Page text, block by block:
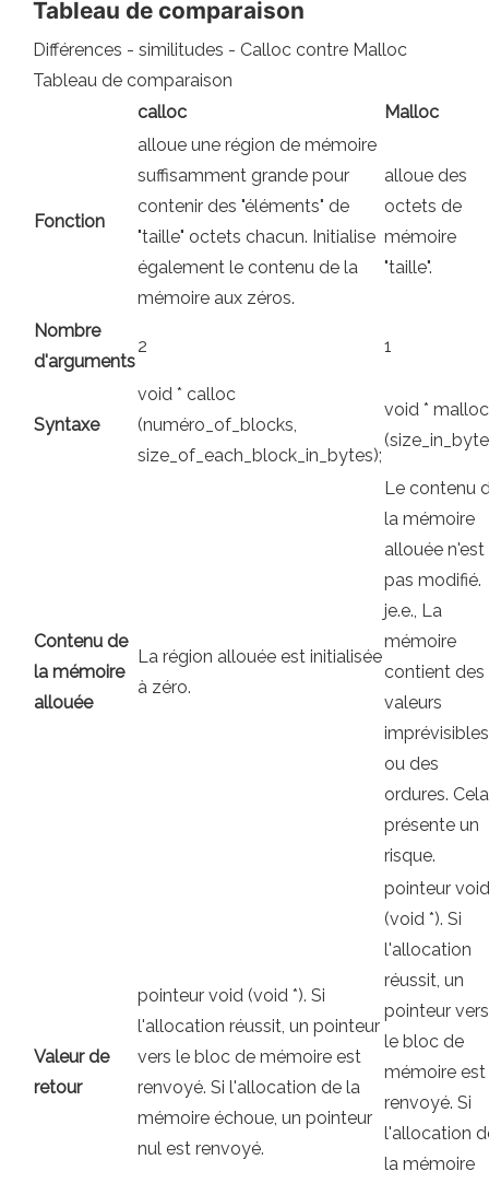
Tableau de comparaison
Différences - similitudes - Calloc contre Malloc
Tableau de comparaison
calloc
Malloc
Fonction
alloue une région de mémoire
suffisamment grande pour
contenir des "éléments" de
"taille" octets chacun. Initialise
également le contenu de la
mémoire aux zéros.
alloue des
octets de
mémoire
"taille".
Nombre
d'arguments
2 1
Syntaxe
void * calloc
(numéro_of_blocks,
size_of_each_block_in_bytes);
void * malloc
Contenu de
la mémoire
allouée
La région allouée est initialisée
à zéro.
Le contenu
la mémoire
allouée n'est
pas modifié.
je.e., La
mémoire
contient des
valeurs
imprévisibles
ou des
ordures. Cela
présente un
risque.
Valeur de
retour
pointeur void (void *). Si
l'allocation réussit, un pointeur
vers le bloc de mémoire est
renvoyé. Si l'allocation de la
mémoire échoue, un pointeur
nul est renvoyé.
pointeur void
(void *). Si
l'allocation
réussit, un
pointeur vers
le bloc de
mémoire est
renvoyé. Si
l'allocation
la mémoire